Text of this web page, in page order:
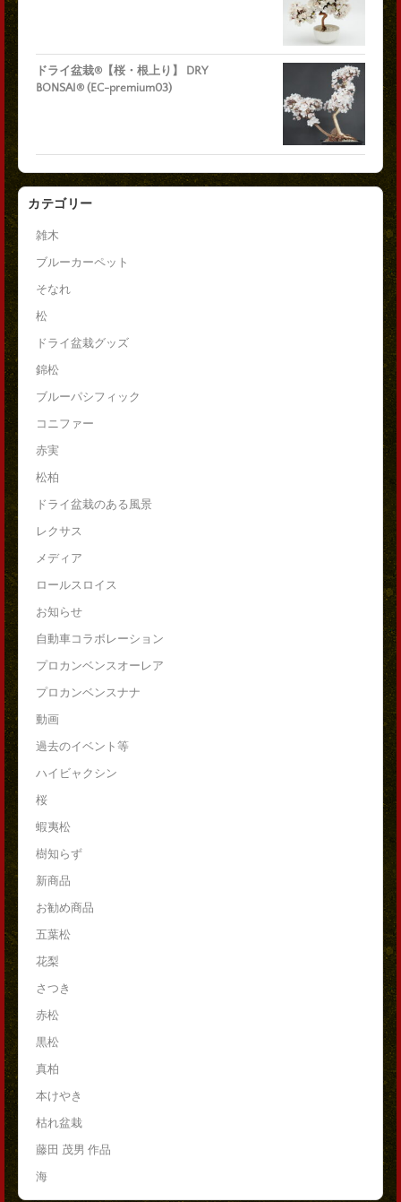
ドライ盆栽®【桜・根上り】 DRY
BONSAI® (EC-premium03)
カテゴリー
雑木
ブルーカーペット
そなれ
松
ドライ盆栽グッズ
錦松
ブルーパシフィック
コニファー
赤実
松柏
ドライ盆栽のある風景
レクサス
メディア
ロールスロイス
お知らせ
自動車コラボレーション
プロカンベンスオーレア
プロカンベンスナナ
動画
過去のイベント等
ハイビャクシン
桜
蝦夷松
樹知らず
新商品
お勧め商品
五葉松
花梨
さつき
赤松
黒松
真柏
本けやき
枯れ盆栽
藤田 茂男 作品
海